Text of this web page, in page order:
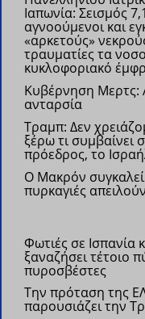
Ιαπωνία: Σεισμός
αγνοούμενοι και
«αρκετούς»
τραυματίες τα
κυκλοφοριακό
Kυβέρνηση Μερτς:
ανταρσία
Τραμπ: Δεν
ξέρω τι συμβαίνει
πρόεδρος, το
Ο Μακρόν
πυρκαγιές
Φωτιές σε Ισπανία
ξαναζήσει τέτοιο
πυροσβέστες
Την πρόταση της
παρουσιάζει την